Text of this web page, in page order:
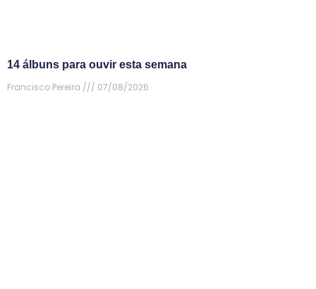
14 álbuns para ouvir esta semana
Francisco Pereira
07/08/2026